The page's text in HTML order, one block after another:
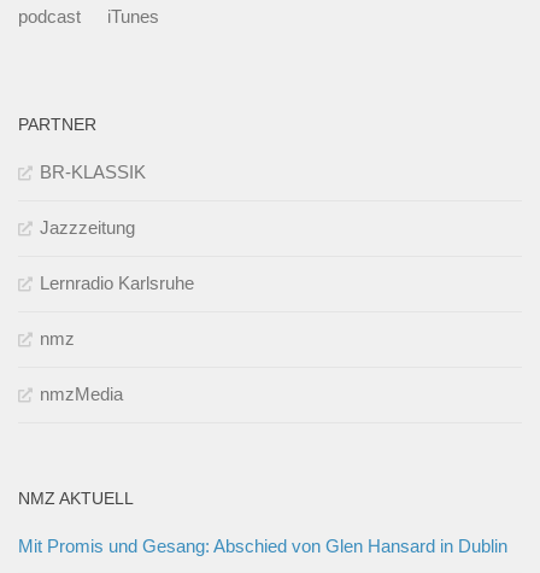
podcast
iTunes
PARTNER
BR-KLASSIK
Jazzzeitung
Lernradio Karlsruhe
nmz
nmzMedia
NMZ AKTUELL
Mit Promis und Gesang: Abschied von Glen Hansard in Dublin